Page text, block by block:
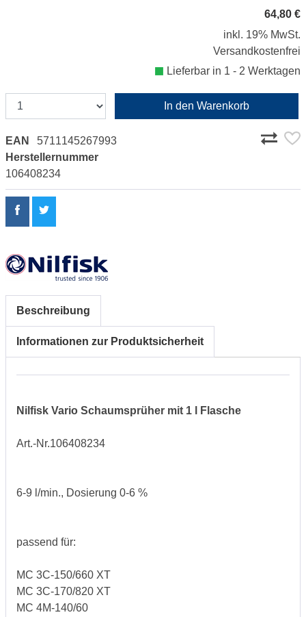
64,80 €
inkl. 19% MwSt.
Versandkostenfrei
Lieferbar in 1 - 2 Werktagen
In den Warenkorb
EAN
5711145267993
Herstellernummer
106408234
Beschreibung
Informationen zur Produktsicherheit
Nilfisk Vario Schaumsprüher mit 1 l Flasche
Art.-Nr.106408234
6-9 l/min., Dosierung 0-6 %
passend für:
MC 3C-150/660 XT
MC 3C-170/820 XT
MC 4M-140/60